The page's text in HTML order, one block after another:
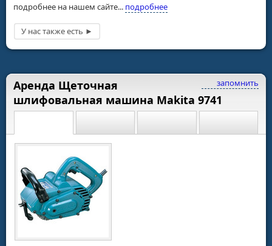
подробнее на нашем сайте... подробнее
запомнить
Аренда Щеточная
шлифовальная машина Makita 9741